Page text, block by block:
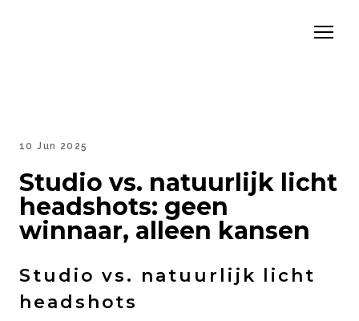
10 Jun 2025
Studio vs. natuurlijk licht
headshots: geen
winnaar, alleen kansen
Studio vs. natuurlijk licht
headshots